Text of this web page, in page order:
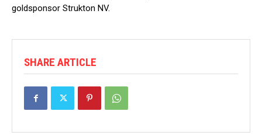
goldsponsor Strukton NV.
SHARE ARTICLE